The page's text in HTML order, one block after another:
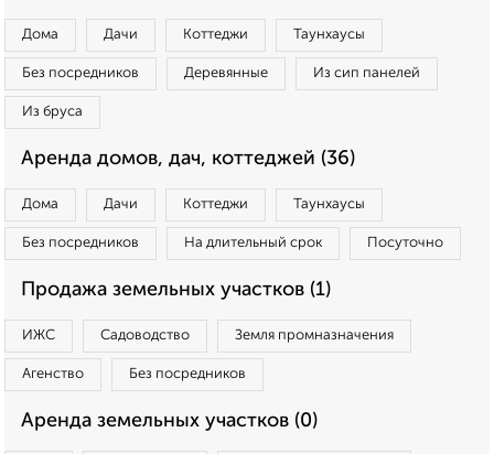
Дома Дачи Коттеджи Таунхаусы
Без посредников Деревянные Из сип панелей
Из бруса
Аренда домов, дач, коттеджей (36)
Дома Дачи Коттеджи Таунхаусы
Без посредников На длительный срок Посуточно
Продажа земельных участков (1)
ИЖС Садоводство Земля промназначения
Агенство Без посредников
Аренда земельных участков (0)